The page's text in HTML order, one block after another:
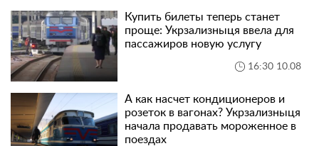
Купить билеты теперь станет
проще: Укрзализныця ввела для
пассажиров новую услугу
16:30 10.08
А как насчет кондиционеров и
розеток в вагонах? Укрзализныця
начала продавать мороженное в
поездах